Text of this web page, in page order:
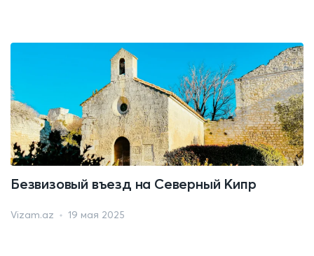
Безвизовый въезд на Северный Кипр
Vizam.az 19 мая 2025